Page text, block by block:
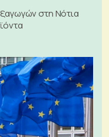
στη Νότια